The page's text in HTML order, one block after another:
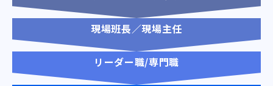
現場班長／現場主任
リーダー職/専門職